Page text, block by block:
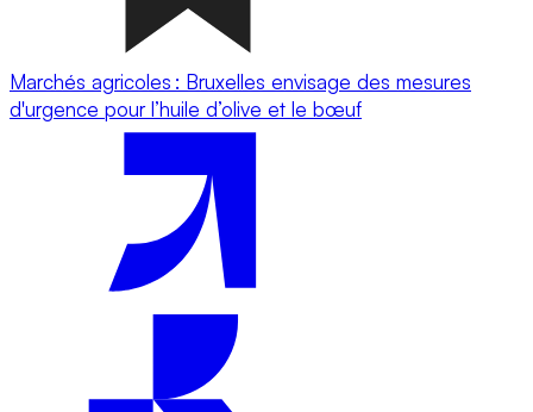
Marchés agricoles : Bruxelles envisage des mesures
d'urgence pour l’huile d’olive et le bœuf